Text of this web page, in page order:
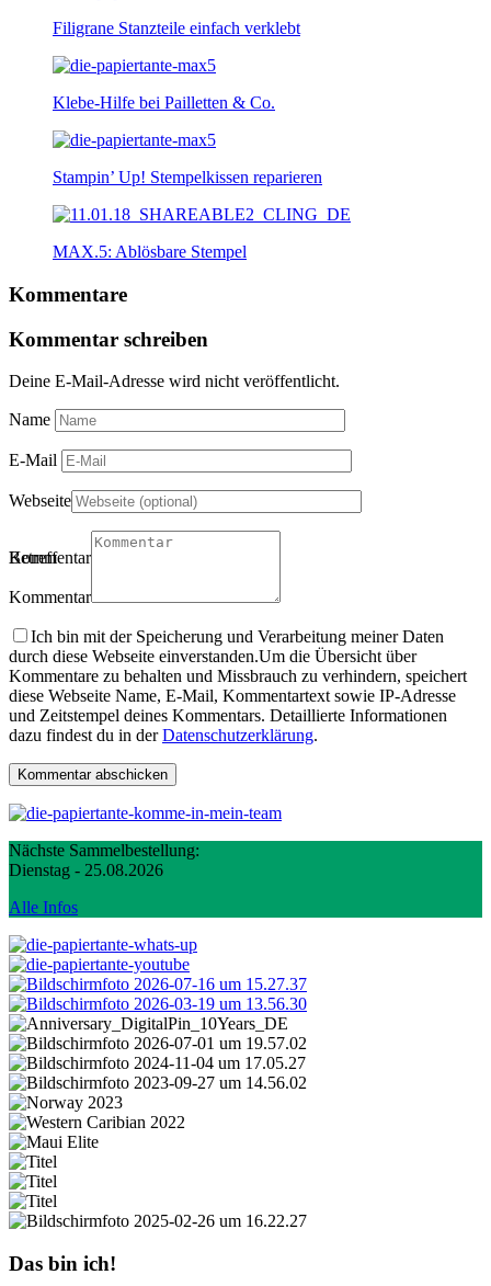
Filigrane Stanzteile einfach verklebt
Klebe-Hilfe bei Pailletten & Co.
Stampin’ Up! Stempelkissen reparieren
MAX.5: Ablösbare Stempel
Kommentare
Kommentar schreiben
Deine E-Mail-Adresse wird nicht veröffentlicht.
Name
E-Mail
Webseite
Betreff
Kommentartitel
Kommentar
Ich bin mit der Speicherung und Verarbeitung meiner Daten
durch diese Webseite einverstanden.Um die Übersicht über
Kommentare zu behalten und Missbrauch zu verhindern, speichert
diese Webseite Name, E-Mail, Kommentartext sowie IP-Adresse
und Zeitstempel deines Kommentars. Detaillierte Informationen
dazu findest du in derDatenschutzerklärung.
Nächste Sammelbestellung:
Dienstag - 25.08.2026
Alle Infos
Das bin ich!